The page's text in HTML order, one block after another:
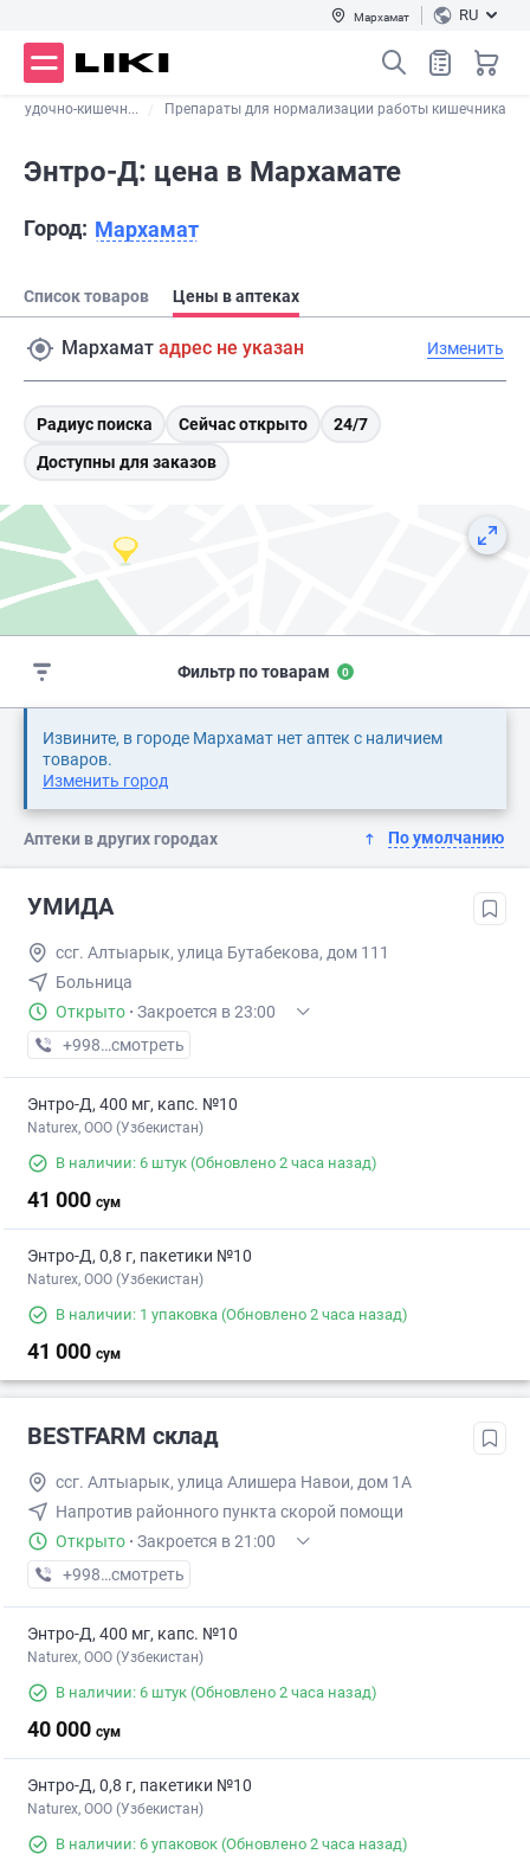
Мархамат RU
кишечн... Препараты для нормализации работы кишечника
Энтро-Д: цена в Мархамате
Город: Мархамат
Список товаров Цены в аптеках
Мархамат адрес не указан Изменить
Радиус поиска Сейчас открыто
24/7
Доступны для заказов
Фильтр по товарам 0
Извините, в городе Мархамат нет аптек с наличием
товаров.
Изменить город
Аптеки в других городах По умолчанию
УМИДА
ссг. Алтыарык, улица Бутабекова, дом 111
Больница
Открыто · Закроется в 23:00
+998 (91) XXX-XX-XX
смотреть
Энтро-Д, 400 мг, капс. №10
Naturex, OOO (Узбекистан)
В наличии: 6 штук (Обновлено 2 часа назад)
41 000 сум
Энтро-Д, 0,8 г, пакетики №10
Naturex, OOO (Узбекистан)
В наличии: 1 упаковка (Обновлено 2 часа назад)
41 000 сум
BESTFARM склад
ссг. Алтыарык, улица Алишера Навои, дом 1А
Напротив районного пункта скорой помощи
Открыто · Закроется в 21:00
+998 (91) XXX-XX-XX
смотреть
Энтро-Д, 400 мг, капс. №10
Naturex, OOO (Узбекистан)
В наличии: 6 штук (Обновлено 2 часа назад)
40 000 сум
Энтро-Д, 0,8 г, пакетики №10
Naturex, OOO (Узбекистан)
В наличии: 6 упаковок (Обновлено 2 часа назад)